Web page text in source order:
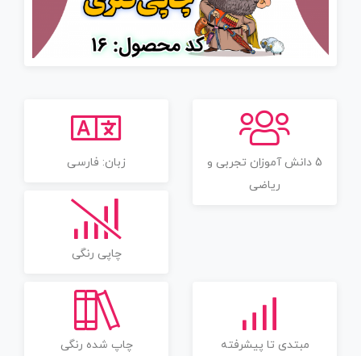
5 دانش آموزان تجربی و
ریاضی
زبان: فارسی
چاپی رنگی
مبتدی تا پیشرفته چاپ شده رنگی